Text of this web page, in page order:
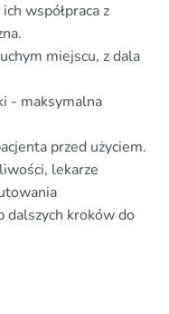
współpraca z
miejscu, z dala
- maksymalna
przed użyciem.
lekarze
dalszych kroków do